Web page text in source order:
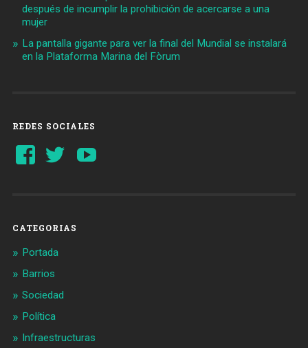
después de incumplir la prohibición de acercarse a una
mujer
La pantalla gigante para ver la final del Mundial se instalará
en la Plataforma Marina del Fòrum
REDES SOCIALES
Ver
perfil
Ver
perfil
CATEGORIAS
Portada
Barrios
Sociedad
Política
Infraestructuras